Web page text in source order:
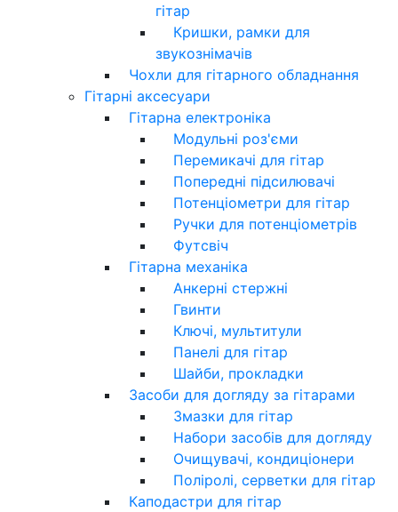
гітар
Кришки, рамки для
звукознімачів
Чохли для гітарного обладнання
Гітарні аксесуари
Гітарна електроніка
Модульні роз'єми
Перемикачі для гітар
Попередні підсилювачі
Потенціометри для гітар
Ручки для потенціометрів
Футсвіч
Гітарна механіка
Анкерні стержні
Гвинти
Ключі, мультитули
Панелі для гітар
Шайби, прокладки
Засоби для догляду за гітарами
Змазки для гітар
Набори засобів для догляду
Очищувачі, кондиціонери
Поліролі, серветки для гітар
Каподастри для гітар